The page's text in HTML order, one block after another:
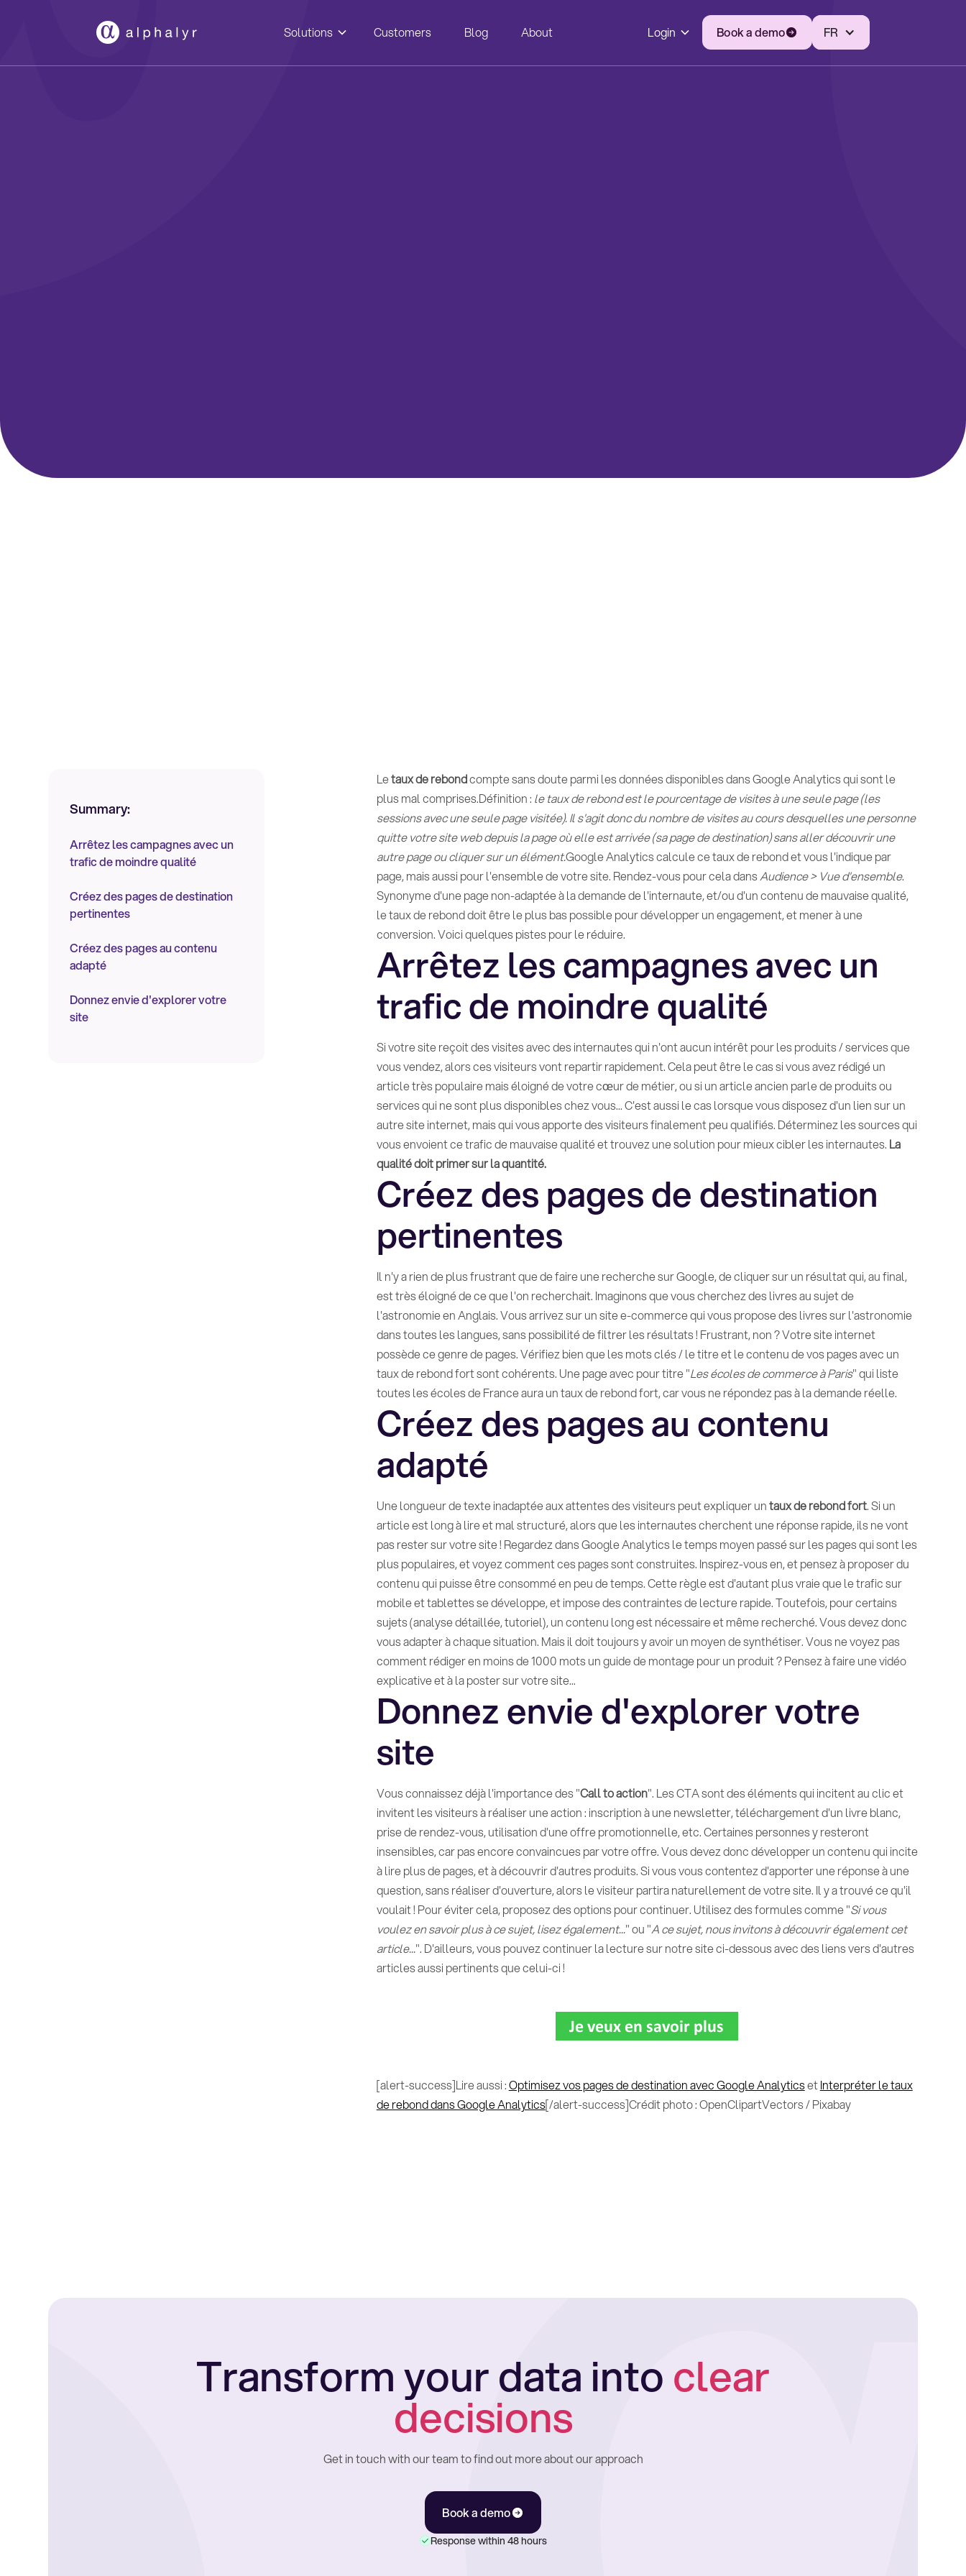
Solutions Customers Blog About Login Book a demo FR
Summary:
Arrêtez les campagnes avec un
trafic de moindre qualité
Créez des pages de destination
pertinentes
Créez des pages au contenu
adapté
Donnez envie d'explorer votre
site
Letaux de rebondcompte sans doute parmi les données disponibles dans Google Analytics qui sont le
plus mal comprises.Définition : le taux de rebond est le pourcentage de visites à une seule page (les
sessions avec une seule page visitée). Il s'agit donc du nombre de visites au cours desquelles une personne
quitte votre site web depuis la page où elle est arrivée (sa page de destination) sans aller découvrir une
autre page ou cliquer sur un élément.Google Analytics calcule ce taux de rebond et vous l'indique par
page, mais aussi pour l'ensemble de votre site. Rendez-vous pour cela dansAudience > Vue d'ensemble.
Synonyme d'une page non-adaptée à la demande de l'internaute, et/ou d'un contenu de mauvaise qualité,
le taux de rebond doit être le plus bas possible pour développer un engagement, et mener à une
conversion. Voici quelques pistes pour le réduire.
Arrêtez les campagnes avec un
trafic de moindre qualité
Si votre site reçoit des visites avec des internautes qui n'ont aucun intérêt pour les produits / services que
vous vendez, alors ces visiteurs vont repartir rapidement. Cela peut être le cas si vous avez rédigé un
article très populaire mais éloigné de votre cœur de métier, ou si un article ancien parle de produits ou
services qui ne sont plus disponibles chez vous... C'est aussi le cas lorsque vous disposez d'un lien sur un
autre site internet, mais qui vous apporte des visiteurs finalement peu qualifiés. Déterminez les sources qui
vous envoient ce trafic de mauvaise qualité et trouvez une solution pour mieux cibler les internautes. La
qualité doit primer sur la quantité.
Créez des pages de destination
pertinentes
Il n'y a rien de plus frustrant que de faire une recherche sur Google, de cliquer sur un résultat qui, au final,
est très éloigné de ce que l'on recherchait. Imaginons que vous cherchez des livres au sujet de
l'astronomie en Anglais. Vous arrivez sur un site e-commerce qui vous propose des livres sur l'astronomie
dans toutes les langues, sans possibilité de filtrer les résultats ! Frustrant, non ? Votre site internet
possède ce genre de pages. Vérifiez bien que les mots clés / le titre et le contenu de vos pages avec un
taux de rebond fort sont cohérents. Une page avec pour titre "Les écoles de commerce à Paris" qui liste
toutes les écoles de France aura un taux de rebond fort, car vous ne répondez pas à la demande réelle.
Créez des pages au contenu
adapté
Une longueur de texte inadaptée aux attentes des visiteurs peut expliquer untaux de rebond fort. Si un
article est long à lire et mal structuré, alors que les internautes cherchent une réponse rapide, ils ne vont
pas rester sur votre site ! Regardez dans Google Analytics le temps moyen passé sur les pages qui sont les
plus populaires, et voyez comment ces pages sont construites. Inspirez-vous en, et pensez à proposer du
contenu qui puisse être consommé en peu de temps. Cette règle est d'autant plus vraie que le trafic sur
mobile et tablettes se développe, et impose des contraintes de lecture rapide. Toutefois, pour certains
sujets (analyse détaillée, tutoriel), un contenu long est nécessaire et même recherché. Vous devez donc
vous adapter à chaque situation. Mais il doit toujours y avoir un moyen de synthétiser. Vous ne voyez pas
comment rédiger en moins de 1000 mots un guide de montage pour un produit ? Pensez à faire une vidéo
explicative et à la poster sur votre site...
Donnez envie d'explorer votre
site
Vous connaissez déjà l'importance des "Call to action". Les CTA sont des éléments qui incitent au clic et
invitent les visiteurs à réaliser une action : inscription à une newsletter, téléchargement d'un livre blanc,
prise de rendez-vous, utilisation d'une offre promotionnelle, etc. Certaines personnes y resteront
insensibles, car pas encore convaincues par votre offre. Vous devez donc développer un contenu qui incite
à lire plus de pages, et à découvrir d'autres produits. Si vous vous contentez d'apporter une réponse à une
question, sans réaliser d'ouverture, alors le visiteur partira naturellement de votre site. Il y a trouvé ce qu'il
voulait ! Pour éviter cela, proposez des options pour continuer. Utilisez des formules comme "Si vous
voulez en savoir plus à ce sujet, lisez également..." ou "A ce sujet, nous invitons à découvrir également cet
article...". D'ailleurs, vous pouvez continuer la lecture sur notre site ci-dessous avec des liens vers d'autres
articles aussi pertinents que celui-ci !
[alert-success]Lire aussi :Optimisez vos pages de destination avec Google AnalyticsetInterpréter le taux
de rebond dans Google Analytics[/alert-success]Crédit photo : OpenClipartVectors / Pixabay
Transform your data intoclear
decisions
Get in touch with our team to find out more about our approach
Book a demo
Response within 48 hours